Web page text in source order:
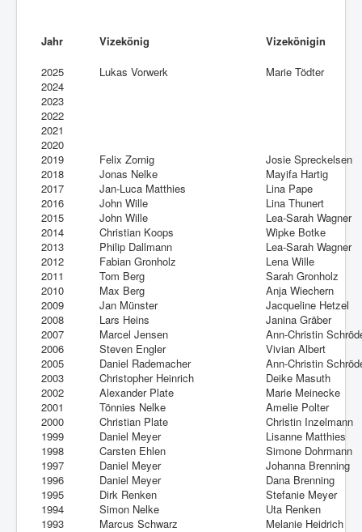
Jahr Vizekönig
Vizekönigin
2025
2024
2023
2022
2021
2020
2019
2018
2017
2016
2015
2014
2013
2012
2011
2010
2009
2008
2007
2006
2005
2003
2002
2001
2000
1999
1998
1997
1996
1995
1994
1993
Lukas Vorwerk
Felix Zornig
Jonas Nelke
Jan-Luca Matthies
John Wille
John Wille
Christian Koops
Philip Dallmann
Fabian Gronholz
Tom Berg
Max Berg
Jan Münster
Lars Heins
Marcel Jensen
Steven Engler
Daniel Rademacher
Christopher Heinrich
Alexander Plate
Tönnies Nelke
Christian Plate
Daniel Meyer
Carsten Ehlen
Daniel Meyer
Daniel Meyer
Dirk Renken
Simon Nelke
Marcus Schwarz
Marie Tödter
Josie Spreckelsen
Mayifa Hartig
Lina Pape
Lina Thunert
Lea-Sarah Wagner
Wipke Botke
Lea-Sarah Wagner
Lena Wille
Sarah Gronholz
Anja Wiechern
Jacqueline Hetzel
Janina Gräber
Ann-Christin
Vivian Albert
Ann-Christin
Deike Masuth
Marie Meinecke
Amelie Polter
Christin Inzelmann
Lisanne Matthies
Simone Dohrmann
Johanna Brenning
Dana Brenning
Stefanie Meyer
Uta Renken
Melanie Heidrich